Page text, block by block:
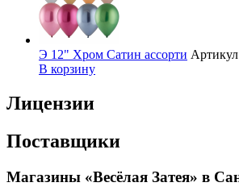
Э 12" Хром Сатин ассорти
В корзину
Лицензии
Поставщики
Магазины «Весёлая Затея» в